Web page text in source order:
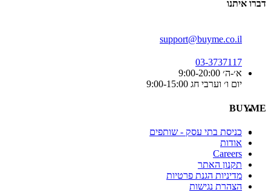
דברו איתנו
support@buyme.co.il
03-3737117
א׳-ה׳ 9:00-20:00
יום ו׳ וערבי חג 9:00-15:00
BUYME
כניסת בתי עסק - שותפים
אודות
Careers
תקנון האתר
מדיניות הגנת פרטיות
הצהרת נגישות